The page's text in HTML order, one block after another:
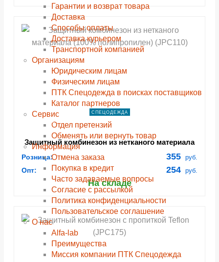
Гарантии и возврат товара
Доставка
Способы оплаты
Доставка курьером
Транспортной компанией
Организациям
Юридическим лицам
Физическим лицам
ПТК Спецодежда в поисках поставщиков
Каталог партнеров
Сервис
Отдел претензий
Обменять или вернуть товар
Информация
Отмена заказа
Покупка в кредит
Часто задаваемые вопросы
Согласие с рассылкой
Политика конфиденциальности
Пользовательское соглашение
О нас
Alfa-lab
Преимущества
Миссия компании ПТК Спецодежда
СПЕЦОДЕЖДА
Защитный комбинезон из нетканого материала
(100% полипропилен) (JPC110)
Розница: 355 руб.
Опт: 254 руб.
На складе